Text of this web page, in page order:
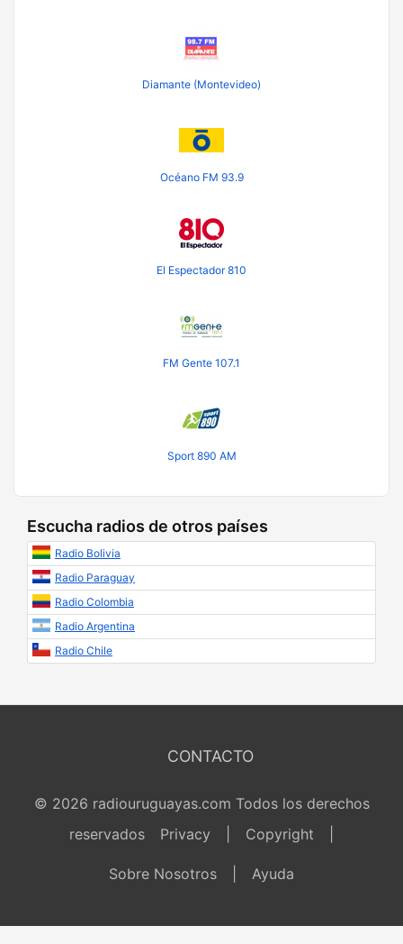
Diamante (Montevideo)
Océano FM 93.9
El Espectador 810
FM Gente 107.1
Sport 890 AM
Escucha radios de otros países
Radio Bolivia
Radio Paraguay
Radio Colombia
Radio Argentina
Radio Chile
CONTACTO
© 2026 radiouruguayas.com Todos los derechos
reservados
Privacy Copyright
Sobre Nosotros Ayuda